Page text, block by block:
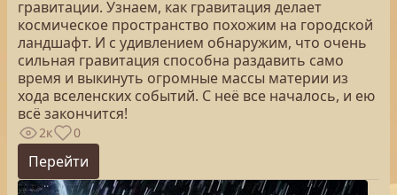
гравитации. Узнаем, как гравитация делает
космическое пространство похожим на городской
ландшафт. И с удивлением обнаружим, что очень
сильная гравитация способна раздавить само
время и выкинуть огромные массы материи из
хода вселенских событий. С неё все началось, и ею
всё закончится!
2к 0
Перейти